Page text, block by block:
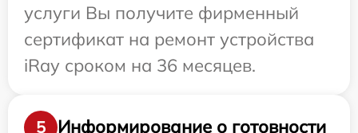
услуги Вы получите фирменный
сертификат на ремонт устройства
iRay сроком на 36 месяцев.
5
Информирование о готовности